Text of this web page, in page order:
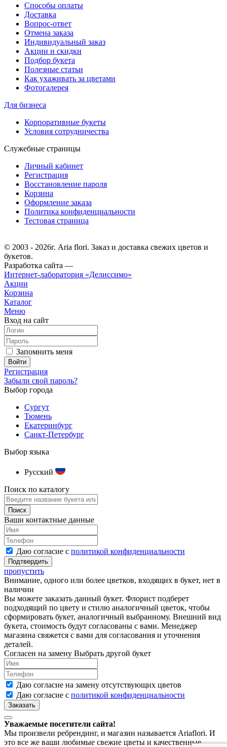
Способы оплаты
Доставка
Вопрос-ответ
Отмена заказа
Индивидуальный заказ
Акции и скидки
Подбор букета
Полезные статьи
Как ухаживать за цветами
Фотогалерея
Для бизнеса
Корпоративные букеты
Условия сотрудничества
Служебные страницы
Личный кабинет
Регистрация
Восстановление пароля
Корзина
Оформление заказа
Политика конфиденциальности
Тестовая страница
© 2003 - 2026г. Aria flori. Заказ и доставка свежих цветов и
букетов.
Разработка сайта —
Интернет-лаборатория «Делиссимо»
Акции
Корзина
Каталог
Меню
Вход на сайт
Запомнить меня
Регистрация
Забыли свой пароль?
Выбор города
Сургут
Тюмень
Екатеринбург
Санкт-Петербург
Выбор языка
Русский
Поиск по каталогу
Ваши контактные данные
Даю согласие с политикой конфиденциальности
пропустить
Внимание, одного или более цветков, входящих в букет, нет в
наличии
Вы можете заказать данный букет. Флорист подберет
подходящий по цвету и стилю аналогичный цветок, чтобы
сформировать букет, аналогичный выбранному. Внешний вид
букета, стоимость будут согласованы с вами. Менеджер
магазина свяжется с вами для согласования и уточнения
деталей.
Согласен на замену Выбрать другой букет
Даю согласие на замену отсутствующих цветов
Даю согласие с политикой конфиденциальности
Уважаемые посетители сайта!
Мы произвели ребрендинг, и магазин называется Ariaflori. И
это все же ваши любимые свежие цветы и качественные